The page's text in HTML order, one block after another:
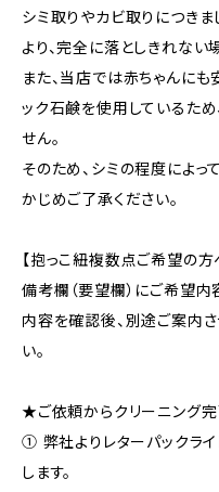
シミ取りやカビ取りにつき
より、完全に落としきれない
また、当店では赤ちゃんに
ック石鹸を使用しているた
せん。
そのため、シミの程度によっ
かじめご了承ください。
【抱っこ紐複数点ご希望の方
備考欄（要望欄）にご希望内
内容を確認後、別途ご案内
い。
★ご依頼からクリーニング
① 弊社よりレターパックラ
します。